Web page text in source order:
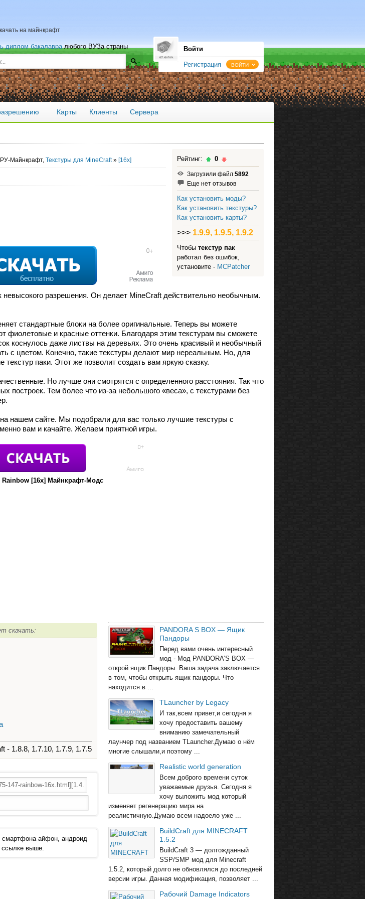
на майнкрафт
диплом бакалавралюбого ВУЗа страны Войти
Регистрация ВОЙТИ
Карты Клиенты Сервера
РУ-Майнкрафт, Текстуры для MineCraft» [16x] Рейтинг: 0
Загрузили файл 5892
Еще нет отзывов
Как установить моды?
Как установить текстуры?
Как установить карты?
>>> 1.9.9, 1.9.5, 1.9.2
Чтобы текстур пак
работал без ошибок,
установите - MCPatcher
невысокого разрешения. Он делает MineCraft действительно необычным.
стандартные блоки на более оригинальные. Теперь вы можете
фиолетовые и красные оттенки. Благодаря этим текстурам вы сможете
коснулось даже листвы на деревьях. Это очень красивый и необычный
с цветом. Конечно, такие текстуры делают мир нереальным. Но, для
паки. Этот же позволит создать вам яркую сказку.
Но лучше они смотрятся с определенного расстояния. Так что
построек. Тем более что из-за небольшого «веса», с текстурами без
нашем сайте. Мы подобрали для вас только лучшие текстуры с
вам и качайте. Желаем приятной игры.
Rainbow [16x] Майнкрафт-Модс
скачать:
- 1.8.8, 1.7.10, 1.7.9, 1.7.5
смартфона айфон, андроид
ссылке выше.
PANDORA S BOX — Ящик
Пандоры
Перед вами очень интересный
мод - Мод PANDORA’S BOX —
открой ящик Пандоры. Ваша задача заключается
в том, чтобы открыть ящик пандоры. Что
находится в ...
TLauncher by Legacy
И так,всем привет,и сегодня я
хочу предоставить вашему
вниманию замечательный
лаунчер под названием TLauncher.Думаю о нём
многие слышали,и поэтому ...
Realistic world generation
Всем доброго времени суток
уважаемые друзья. Сегодня я
хочу выложить мод который
изменяет регенерацию мира на
реалистичную.Думаю всем надоело уже ...
BuildCraft для MINECRAFT
1.5.2
BuildCraft 3 — долгожданный
SSP/SMP мод для Minecraft
1.5.2, который долго не обновлялся до последней
версии игры. Данная модификация, позволяет ...
Рабочий Damage Indicators